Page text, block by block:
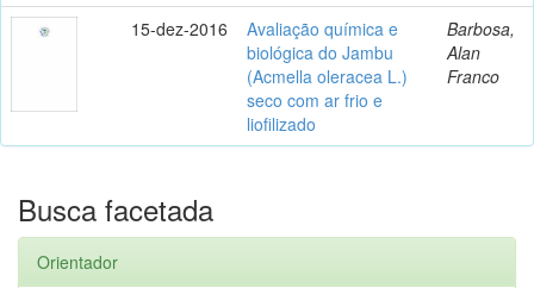
15-dez-2016
Avaliação química e
biológica do Jambu
(Acmella oleracea L.)
seco com ar frio e
liofilizado
Barbosa,
Alan
Franco
Busca facetada
Orientador